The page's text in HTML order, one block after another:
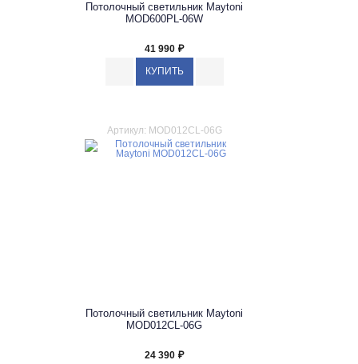
Потолочный светильник Maytoni
MOD600PL-06W
41 990 ₽
Артикул: MOD012CL-06G
Потолочный светильник Maytoni
MOD012CL-06G
24 390 ₽